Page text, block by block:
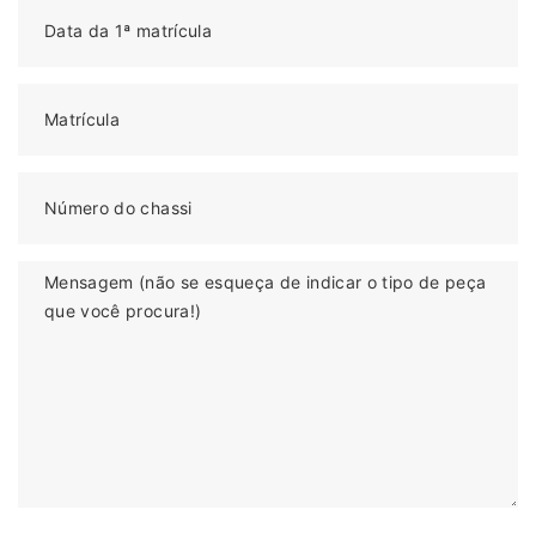
Data da 1ª matrícula
Matrícula
Número do chassi
Mensagem (não se esqueça de indicar o tipo de peça
que você procura!)